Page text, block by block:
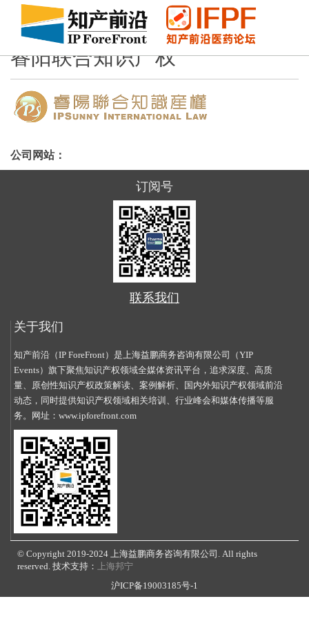
睿阳联合知识产权
公司网站：
订阅号
联系我们
关于我们
知产前沿（IP ForeFront）是上海益鹏商务咨询有限公司（YIP
Events）旗下聚焦知识产权领域全媒体资讯平台，追求深度、高质
量、原创性知识产权政策解读、案例解析、国内外知识产权领域前沿
动态，同时提供知识产权领域相关培训、行业峰会和媒体传播等服
务。网址： www.ipforefront.com
© Copyright 2019-2024 上海益鹏商务咨询有限公司. All rights
reserved. 技术支持：
上海邦宁
沪ICP备19003185号-1